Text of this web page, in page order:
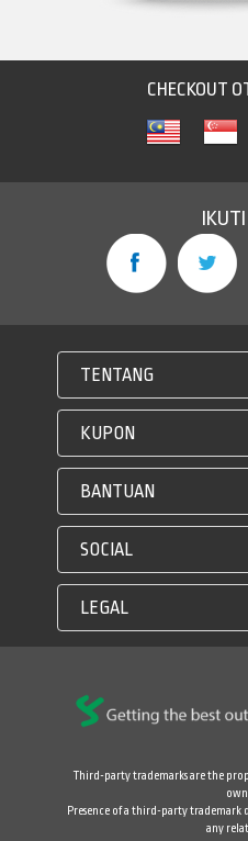
CHECKOUT
TENTANG
KUPON
BANTUAN
SOCIAL
LEGAL
Third-party trademarks are the
Presence of a third-party trademark
any